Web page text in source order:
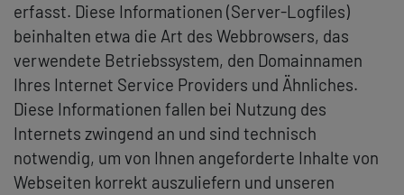
erfasst. Diese Informationen (Server-Logfiles)
beinhalten etwa die Art des Webbrowsers, das
verwendete Betriebssystem, den Domainnamen
Ihres Internet Service Providers und Ähnliches.
Diese Informationen fallen bei Nutzung des
Internets zwingend an und sind technisch
notwendig, um von Ihnen angeforderte Inhalte von
Webseiten korrekt auszuliefern und unseren